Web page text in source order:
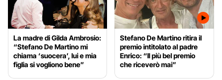
La madre di Gilda Ambrosio:
“Stefano De Martino mi
chiama ‘suocera’, lui e mia
figlia si vogliono bene”
Stefano De Martino ritira il
premio intitolato al padre
Enrico: “Il più bel premio
che riceverò mai”